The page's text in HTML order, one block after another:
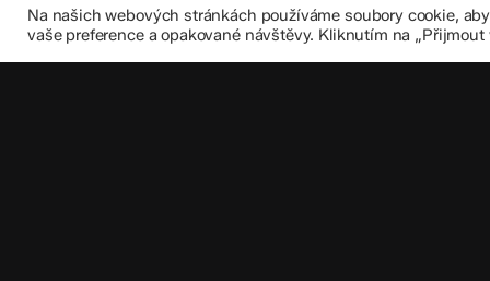
Na našich webových stránkách používáme soubory cookie,
vaše preference a opakované návštěvy. Kliknutím na